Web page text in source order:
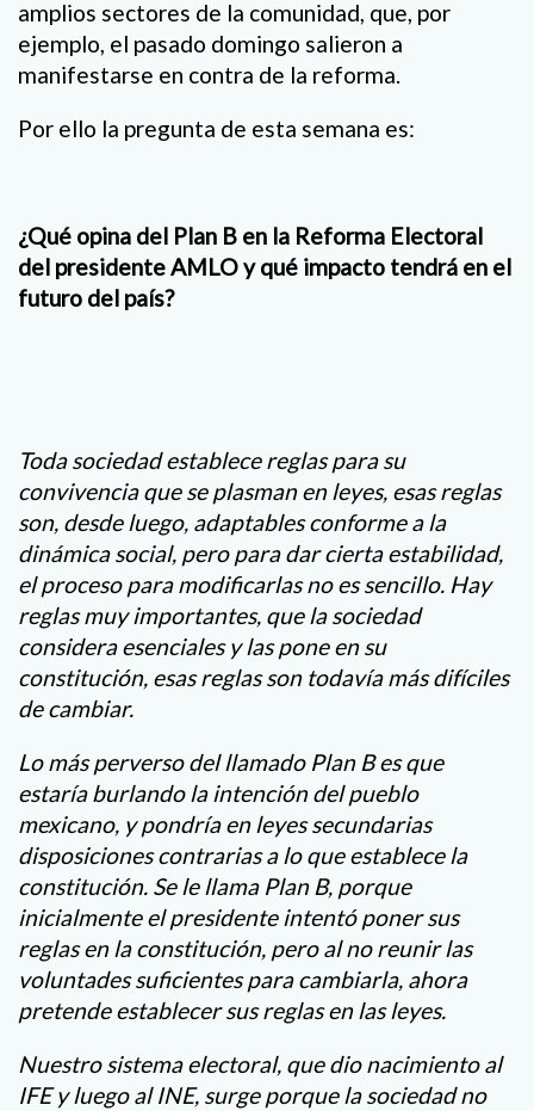
amplios sectores de la comunidad, que, por
ejemplo, el pasado domingo salieron a
manifestarse en contra de la reforma.
Por ello la pregunta de esta semana es:
¿Qué opina del Plan B en la Reforma Electoral
del presidente AMLO y qué impacto tendrá en el
futuro del país?
Toda sociedad establece reglas para su
convivencia que se plasman en leyes, esas reglas
son, desde luego, adaptables conforme a la
dinámica social, pero para dar cierta estabilidad,
el proceso para modificarlas no es sencillo. Hay
reglas muy importantes, que la sociedad
considera esenciales y las pone en su
constitución, esas reglas son todavía más difíciles
de cambiar.
Lo más perverso del llamado Plan B es que
estaría burlando la intención del pueblo
mexicano, y pondría en leyes secundarias
disposiciones contrarias a lo que establece la
constitución. Se le llama Plan B, porque
inicialmente el presidente intentó poner sus
reglas en la constitución, pero al no reunir las
voluntades suficientes para cambiarla, ahora
pretende establecer sus reglas en las leyes.
Nuestro sistema electoral, que dio nacimiento al
IFE y luego al INE, surge porque la sociedad no